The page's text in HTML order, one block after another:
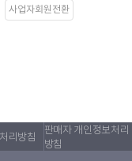
사업자회원전환
리방침
판매자 개인정보처리
방침